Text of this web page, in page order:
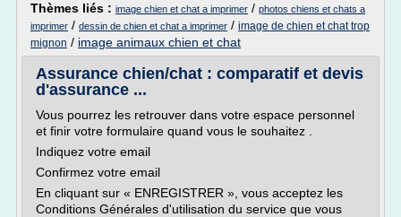
Thèmes liés : image chien et chat a imprimer / photos chiens et chats a
imprimer / dessin de chien et chat a imprimer / image de chien et chat trop
mignon / image animaux chien et chat
Assurance chien/chat : comparatif et devis
d'assurance ...
Vous pourrez les retrouver dans votre espace personnel
et finir votre formulaire quand vous le souhaitez .
Indiquez votre email
Confirmez votre email
En cliquant sur « ENREGISTRER », vous acceptez les
Conditions Générales d'utilisation du service que vous